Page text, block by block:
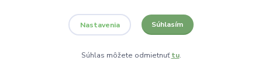
Vytvorené na Eshop-rychlo.sk
Nastavenia Súhlasím
Súhlas môžete odmietnuťtu.